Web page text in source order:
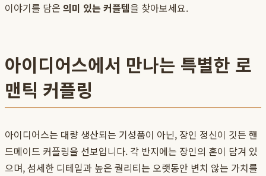
이야기를 담은 의미 있는 커플템을 찾아보세요.
아이디어스에서 만나는 특별한 로
맨틱 커플링
아이디어스는 대량 생산되는 기성품이 아닌, 장인 정신이 깃든 핸
드메이드 커플링을 선보입니다. 각 반지에는 장인의 혼이 담겨 있
으며, 섬세한 디테일과 높은 퀄리티는 오랫동안 변치 않는 가치를